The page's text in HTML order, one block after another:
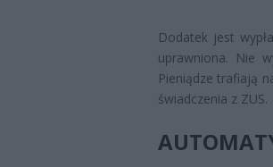
Dodatek jest
uprawniona. Nie
Pieniądze trafiają
świadczenia z ZUS.